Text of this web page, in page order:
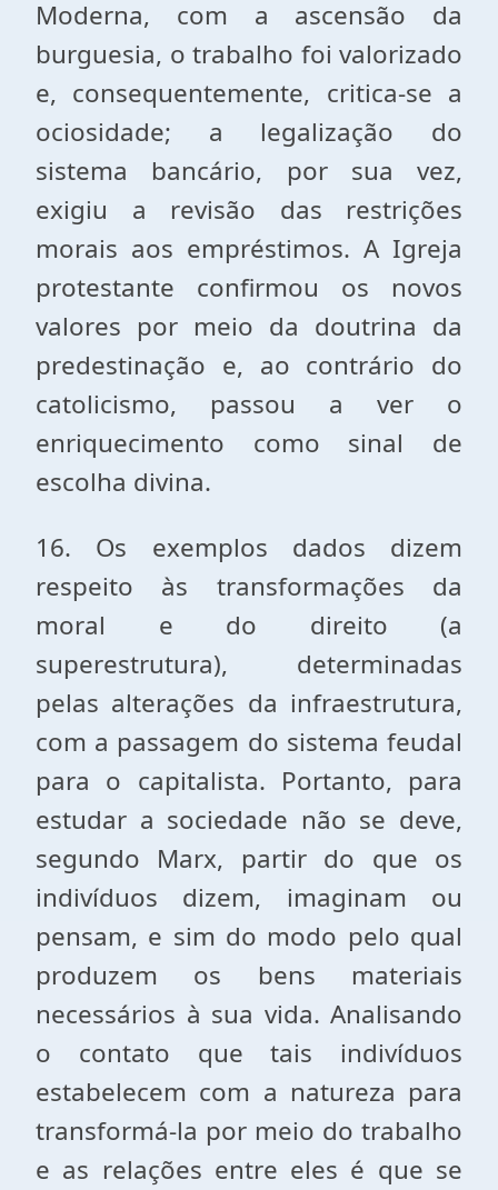
Moderna, com a ascensão da
burguesia, o trabalho foi valorizado
e, consequentemente, critica-se a
ociosidade; a legalização do
sistema bancário, por sua vez,
exigiu a revisão das restrições
morais aos empréstimos. A Igreja
protestante confirmou os novos
valores por meio da doutrina da
predestinação e, ao contrário do
catolicismo, passou a ver o
enriquecimento como sinal de
escolha divina.
16. Os exemplos dados dizem
respeito às transformações da
moral e do direito (a
superestrutura), determinadas
pelas alterações da infraestrutura,
com a passagem do sistema feudal
para o capitalista. Portanto, para
estudar a sociedade não se deve,
segundo Marx, partir do que os
indivíduos dizem, imaginam ou
pensam, e sim do modo pelo qual
produzem os bens materiais
necessários à sua vida. Analisando
o contato que tais indivíduos
estabelecem com a natureza para
transformá-la por meio do trabalho
e as relações entre eles é que se